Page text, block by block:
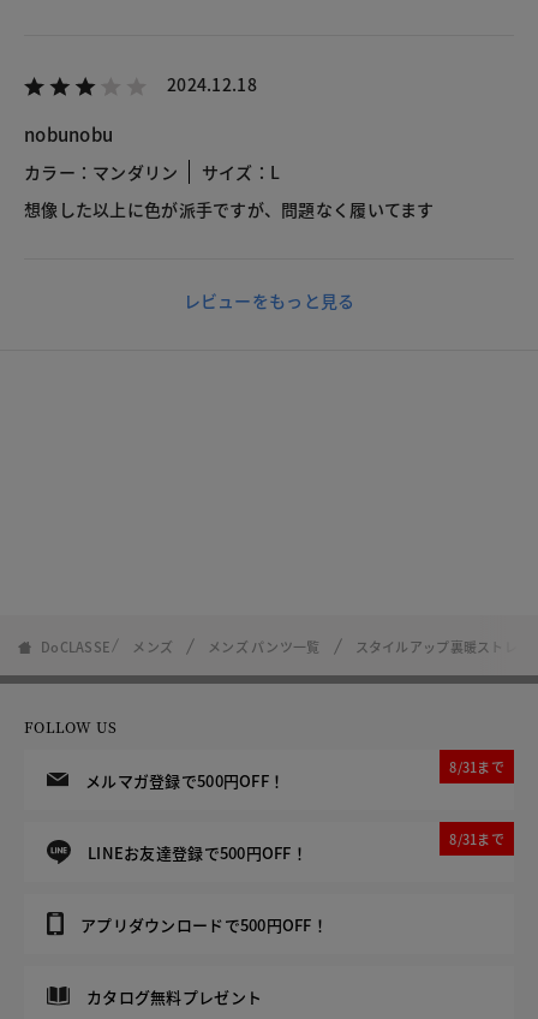
2024.12.18
nobunobu
カラー：マンダリン
サイズ：L
想像した以上に色が派手ですが、問題なく履いてます
レビューをもっと見る
DoCLASSE メンズ メンズ パンツ一覧 スタイルアップ裏暖ストレ
FOLLOW US
メルマガ登録で500円OFF！
8/31まで
LINEお友達登録で500円OFF！
8/31まで
アプリダウンロードで500円OFF！
カタログ無料プレゼント